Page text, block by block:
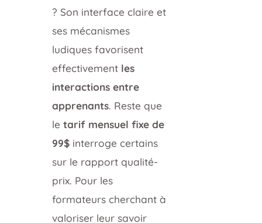
? Son interface claire et
ses mécanismes
ludiques favorisent
effectivement les
interactions entre
apprenants. Reste que
letarif mensuel fixe de
99$ interroge certains
sur le rapport qualité-
prix. Pour les
formateurs cherchant à
valoriser leur savoir